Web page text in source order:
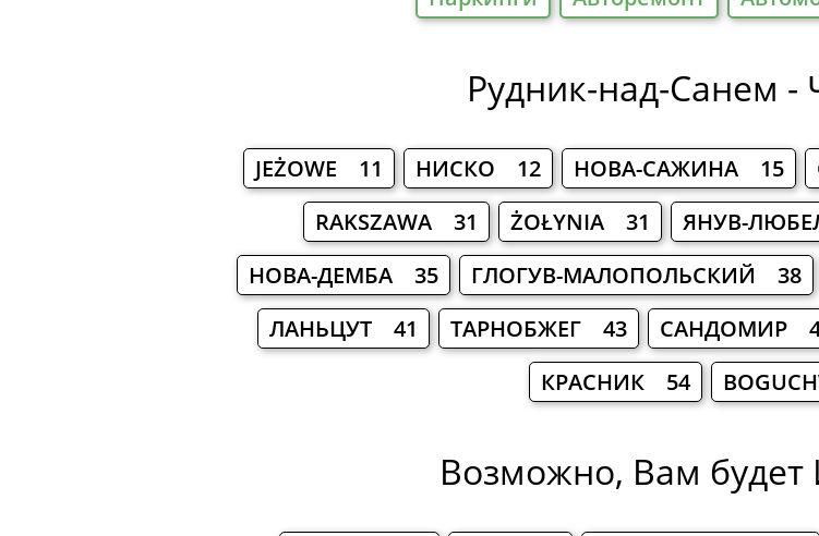
Рудник-над-Санем -
JEŻOWE 11 НИСКО 12 НОВА-САЖИНА 15
RAKSZAWA 31
ŻOŁYNIA 31 ЯНУВ-
НОВА-ДЕМБА 35
ГЛОГУВ-МАЛОПОЛЬСКИЙ 38
ЛАНЬЦУТ 41
ТАРНОБЖЕГ 43 САНДОМИР
КРАСНИК 54
Возможно, Вам будет